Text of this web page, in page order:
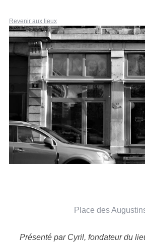
Revenir aux lieux
Place des
Présenté par Cyril, fondateur du